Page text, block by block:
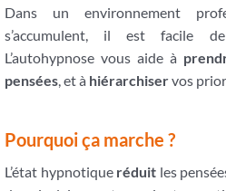
Dans un environnement
s’accumulent, il est facile
L’autohypnose vous aide à
pensées, et à hiérarchiservos
Pourquoi ça marche ?
L’état hypnotique réduit les